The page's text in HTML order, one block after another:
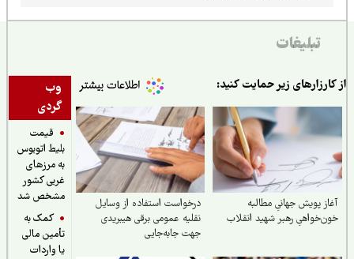
تبلیغات
وب
گردی
قیمت
بلیط اتوبوس
به مرزهای
غربی کشور
مشخص شد
کمک به
تأمین مالی
یا واردات
زیر حمایت کنید:
پویش جهانیِ مطالبه
رهبر شهید انقلاب
درخواست استفاده از وسایل
نقلیه عمومی برقی هیبریدی
جهت جابه‌جایی